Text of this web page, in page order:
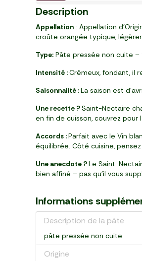
Pré-cuit
3,10 €
3,19 €
le 2ème à -50%
6,69 €
le 2ème à -50%
5,99 €
BIO2,88 €
3,29 €
10, 52€
3,39 €
Dès 6 mois
2,59 €
Nouveau
4,99 €
Description
Appellation : Appellation
croûte orangée typique,
Type: Pâte pressée non cuite
Intensité :Crémeux, fondant, il
Saisonnalité :La saison est
Une recette ?Saint-Nectaire
en fin de cuisson, couvrez
Accords :Parfait avec le Vin
équilibrée. Côté cuisine,
Une anecdote ?Le Saint-
bien affiné – pas qu’il vous
Informations
Description de la pâte
pâte pressée non cuite
Origine